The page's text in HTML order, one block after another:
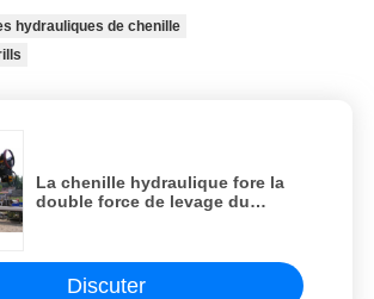
hydrauliques de chenille
La chenille hydraulique fore la
double force de levage du
Discuter